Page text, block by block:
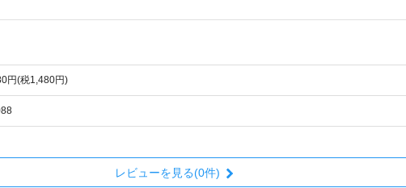
円(税1,480円)
レビューを見る(0件)